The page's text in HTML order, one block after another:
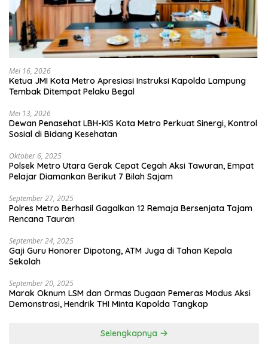
Mei 16, 2026
Ketua JMI Kota Metro Apresiasi Instruksi Kapolda Lampung
Tembak Ditempat Pelaku Begal
Mei 13, 2026
Dewan Penasehat LBH-KIS Kota Metro Perkuat Sinergi, Kontrol
Sosial di Bidang Kesehatan
Oktober 6, 2025
Polsek Metro Utara Gerak Cepat Cegah Aksi Tawuran, Empat
Pelajar Diamankan Berikut 7 Bilah Sajam
September 27, 2025
Polres Metro Berhasil Gagalkan 12 Remaja Bersenjata Tajam
Rencana Tauran
September 24, 2025
Gaji Guru Honorer Dipotong, ATM Juga di Tahan Kepala
Sekolah
September 20, 2025
Marak Oknum LSM dan Ormas Dugaan Pemeras Modus Aksi
Demonstrasi, Hendrik THI Minta Kapolda Tangkap
Selengkapnya